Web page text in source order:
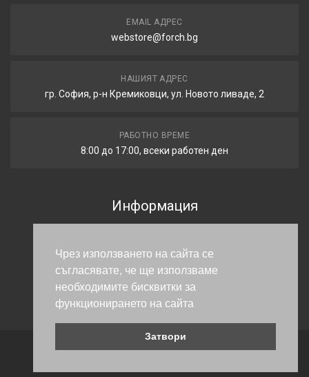
Чрез използването на сайта се
съгласявате, че ще използваме
необходимите бисквитки за
функционирането на сайта
Затвори
EMAIL АДРЕС
webstore@forch.bg
НАШИЯТ АДРЕС
гр. София, р-н Кремиковци, ул. Новото ливаде, 2
РАБОТНО ВРЕМЕ
8:00 до 17:00, всеки работен ден
Информация
Поверителност
Доставка
Гаранция и връщане